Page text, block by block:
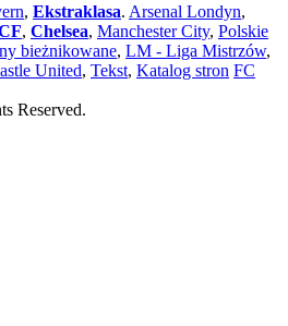
, Ekstraklasa. Arsenal Londyn,
, Chelsea, Manchester City, Polskie
bieżnikowane, LM - Liga Mistrzów,
United, Tekst, Katalog stron FC
Reserved.